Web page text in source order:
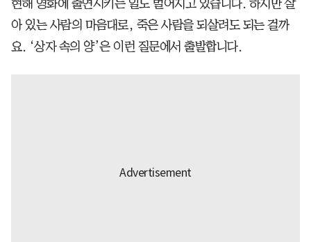
현해 영화에 출연시키는 일도 벌어지고 있습니다. 하지만 살
아 있는 사람의 마음대로, 죽은 사람을 되살려도 되는 걸까
요. ‘상자 속의 양’은 이런 질문에서 출발합니다.